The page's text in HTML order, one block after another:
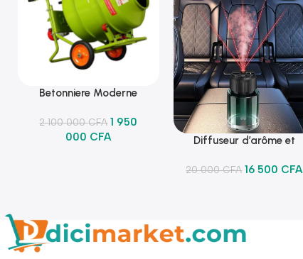
Ajouter Au Panier
Betonniere Moderne
2 100 000CFA 1 950
000 CFA Ajouter Au Panier
Diffuseur d’arôme et
20 000CFA 16 500 CFA